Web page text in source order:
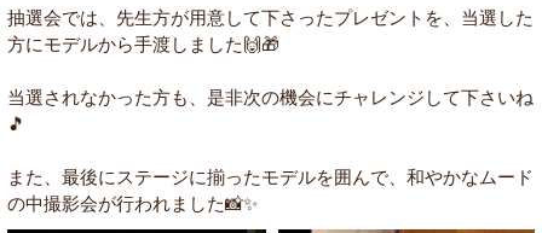
抽選会では、先生方が用意して下さったプレゼントを、当選した
方にモデルから手渡しました🙌🎁
当選されなかった方も、是非次の機会にチャレンジして下さいね
🎵
また、最後にステージに揃ったモデルを囲んで、和やかなムード
の中撮影会が行われました📸✨